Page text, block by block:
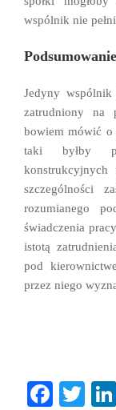
wspólnik nie
Podsumowanie
Jedyny
zatrudniony na
bowiem mówić o
taki byłby
szczególności
rozumianego
świadczenia
istotą
pod
przez niego
Fa
T